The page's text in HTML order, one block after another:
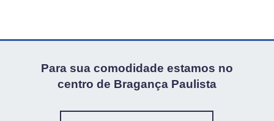
Para sua comodidade estamos no
centro de Bragança Paulista